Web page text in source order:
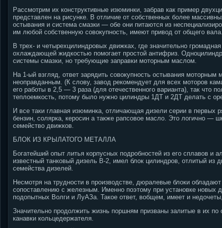
Рассмотрим их конструктивные изюминки, забрав как пример
представлен на рисунке. В отличие от собственных более
остывания и система смазки — обе они питаются из
им любой собственную совокупность, имеют привод от общего
В трех- и четырехцилиндровых движках, где значительно
охлаждающей жидкостью помогает простой антифриз.
системы смазки, но требующие заправки моторным маслом.
На 1-ый взгляд, ответ зарядить совокупность остывания
неоправданным. (К слову, завод рекомендует для всех моторов
его работы в 2,5 — 3 раза (для отечественного варианта), так
теплоемкость, потому было нужно цилиндры 1ДТ и 2ДТ делать с
И все таки главная изюминка, отличающая дизели серии в первых
бензин, солярка, керосин а также рапсовое масло. Это логично —
семейство движков.
БЛОК ИЗ КРЫЛАТОГО МЕТАЛЛА
Богатейший опыт литья корпусных подробностей из его сплавов
известный танковый дизель В-2, имел блок цилиндров, отлитый из
семейства дизелей.
Несмотря на трудности в производстве, дюралевые блоки
сопоставлению с железным. Именно поэтому при установке новых
подопытных Волги и ЛуАЗа. Такое ответ, вобщем, имеет и
Значительно продолжить жизнь поршням призваны залитые в их по
канавки кольцедержателя.